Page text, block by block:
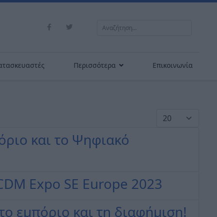
Αναζήτηση...
Περισσότερα Επικοινωνία
Εμφάνιση #
και το Ψηφιακό
Expo SE Europe 2023
εμπόριο και τη διαφήμιση!